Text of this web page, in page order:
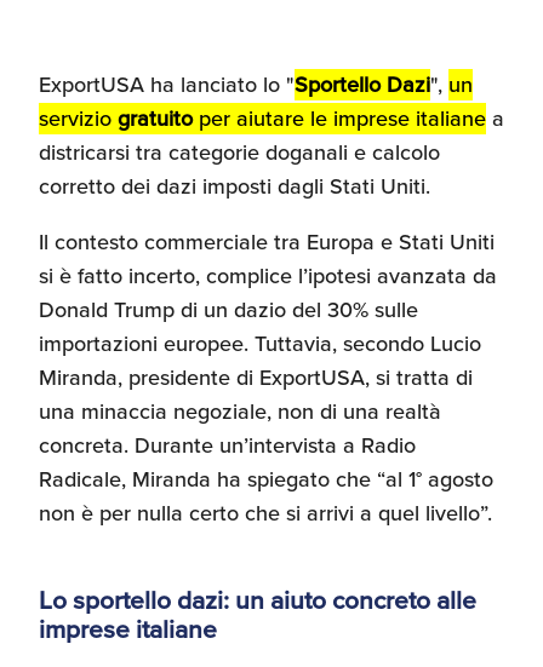
ExportUSA ha lanciato lo "Sportello Dazi", un
serviziogratuitoper aiutare le imprese italianea
districarsi tra categorie doganali e calcolo
corretto dei dazi imposti dagli Stati Uniti.
Il contesto commerciale tra Europa e Stati Uniti
si è fatto incerto, complice l’ipotesi avanzata da
Donald Trump di un dazio del 30% sulle
importazioni europee. Tuttavia, secondo Lucio
Miranda, presidente di ExportUSA, si tratta di
una minaccia negoziale, non di una realtà
concreta. Durante un’intervista a Radio
Radicale, Miranda ha spiegato che “al 1° agosto
non è per nulla certo che si arrivi a quel livello”.
Lo sportello dazi: un aiuto concreto alle
imprese italiane